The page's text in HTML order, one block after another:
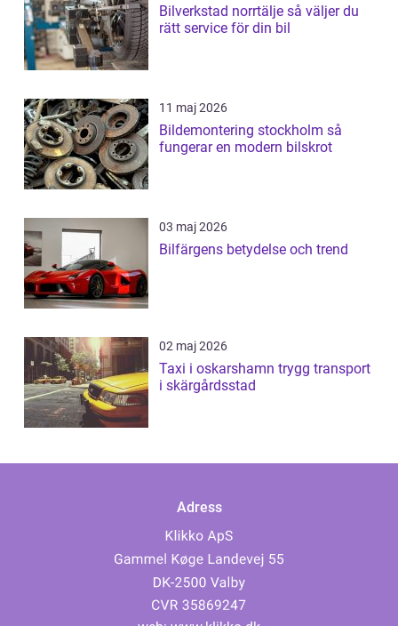
Bilverkstad norrtälje så väljer du
rätt service för din bil
11 maj 2026
Bildemontering stockholm så
fungerar en modern bilskrot
03 maj 2026
Bilfärgens betydelse och trend
02 maj 2026
Taxi i oskarshamn trygg transport
i skärgårdsstad
Adress